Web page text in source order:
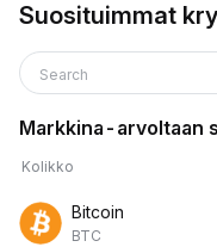
Suosituimmat
Search
Markkina-arvoltaan
Kolikko
Bitcoin
BTC